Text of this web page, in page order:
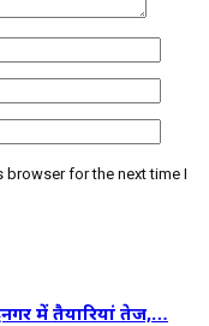
browser for the next time I
में तैयारियां तेज,…